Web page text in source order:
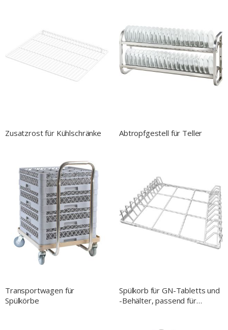
Zusatzrost für Kühlschränke Abtropfgestell für Teller
Transportwagen für
Spülkörbe
Spülkorb für GN-Tabletts und
-Behälter, passend für